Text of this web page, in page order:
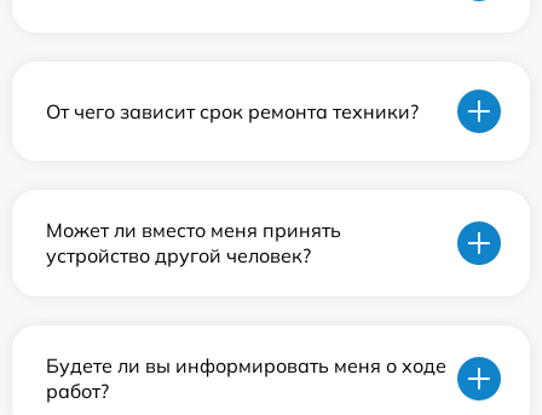
От чего зависит срок ремонта техники?
Может ли вместо меня принять
устройство другой человек?
Будете ли вы информировать меня о ходе
работ?